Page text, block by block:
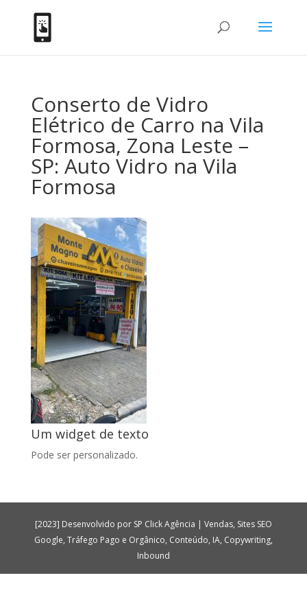
Conserto de Vidro
Elétrico de Carro na Vila
Formosa, Zona Leste –
SP: Auto Vidro na Vila
Formosa
Um widget de texto
Pode ser personalizado.
[2023] Desenvolvido por SP Click Agência | Vendas, Sites SEO
Google, Tráfego Pago e Orgânico, Conteúdo, IA, Copywriting,
Inbound